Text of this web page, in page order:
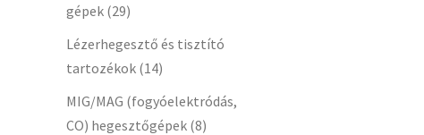
gépek (29)
Lézerhegesztő és tisztító
tartozékok (14)
MIG/MAG (fogyóelektródás,
CO) hegesztőgépek (8)